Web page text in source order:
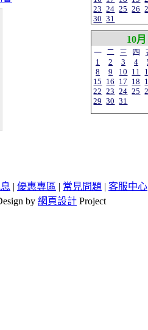
23 24 25 26
30 31
10月
一 二 三 四
1
2 3 4
8
9 10 11
15 16 17 18
22 23 24 25
29 30 31
| 優惠專區 | 常見問題 | 客服中心
by 網頁設計 Project